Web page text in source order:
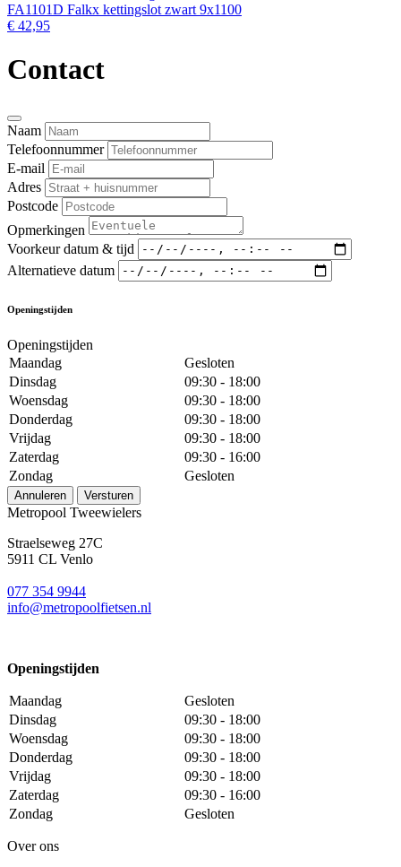
FA1101D Falkx kettingslot zwart 9x1100
€ 42,95
Contact
Naam
Telefoonnummer
E-mail
Adres
Postcode
Opmerkingen
Voorkeur datum & tijd
Alternatieve datum
Openingstijden
Openingstijden
Maandag
Gesloten
Dinsdag
09:30 - 18:00
Woensdag
09:30 - 18:00
Donderdag
09:30 - 18:00
Vrijdag
09:30 - 18:00
Zaterdag
09:30 - 16:00
Zondag
Gesloten
Annuleren Versturen
Metropool Tweewielers
Straelseweg 27C
5911 CL Venlo
077 354 9944
info@metropoolfietsen.nl
Openingstijden
Maandag
Gesloten
Dinsdag
09:30 - 18:00
Woensdag
09:30 - 18:00
Donderdag
09:30 - 18:00
Vrijdag
09:30 - 18:00
Zaterdag
09:30 - 16:00
Zondag
Gesloten
Over ons